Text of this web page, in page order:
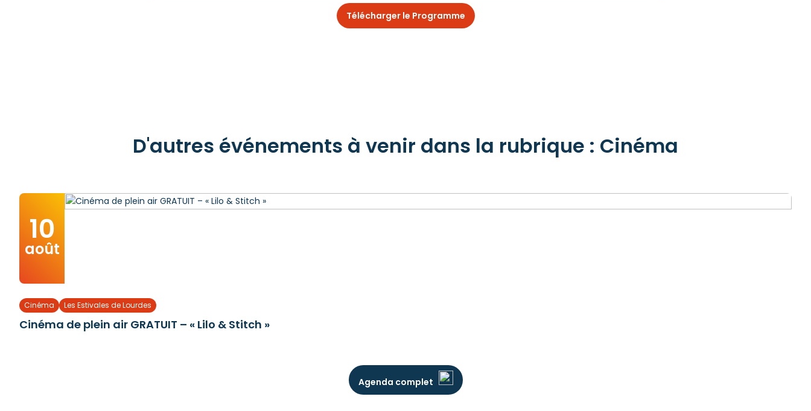
Télécharger le Programme
D'autres événements à venir dans la rubrique : Cinéma
10
août
Cinéma Les Estivales de Lourdes
Cinéma de plein air GRATUIT – « Lilo & Stitch »
Agenda complet